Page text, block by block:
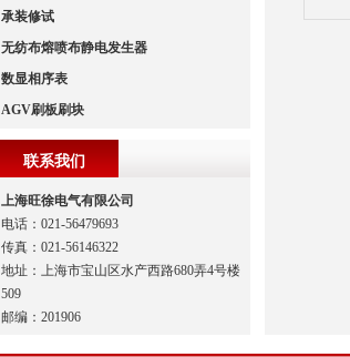
承装修试
无纺布熔喷布静电发生器
数显相序表
AGV刷板刷块
联系我们
上海旺徐电气有限公司
电话：021-56479693
传真：021-56146322
地址：上海市宝山区水产西路680弄4号楼
509
邮编：201906